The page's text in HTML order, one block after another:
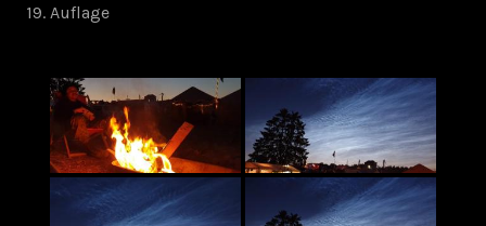
19. Auflage